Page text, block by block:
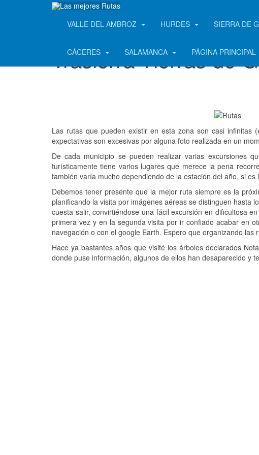
VALLE DEL AMBROZ HURDES SIERRA DE
CÁCERES SALAMANCA PÁGINA PRINCIPAL
Trasierra-Tierras de
Las rutas que pueden existir en esta zona son casi
expectativas son excesivas por alguna foto realizada en un
De cada municipio se pueden realizar varias excursiones
turísticamente tiene varios lugares que merece la pena
también varía mucho dependiendo de la estación del año, si es
Debemos tener presente que la mejor ruta siempre es la
planificando la visita por imágenes aéreas se distinguen hasta
cuesta salir, convirtiéndose una fácil excursión en dificultosa
primera vez y en la segunda visita por ir confiado acabar en
navegación o con el google Earth. Espero que organizando
Hace ya bastantes años que visité los árboles declarados
donde puse información, algunos de ellos han desaparecido y